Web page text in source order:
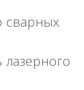
сварных
лазерного